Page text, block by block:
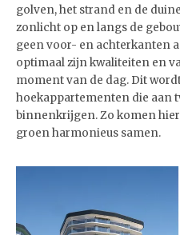
golven, het strand en de
zonlicht op en langs de
geen voor- en achterkanten
optimaal zijn kwaliteiten en
moment van de dag. Dit
hoekappartementen die aan
binnenkrijgen. Zo komen
groen harmonieus samen.